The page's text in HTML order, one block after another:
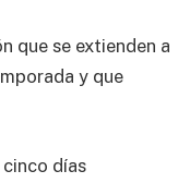
que se extienden a
y que
días